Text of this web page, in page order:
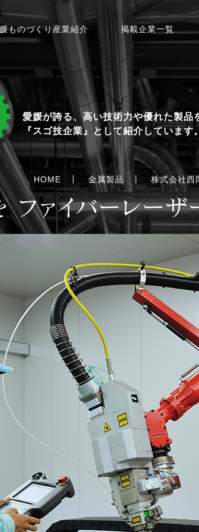
愛媛が誇る、高い技術力や優れた製品
『スゴ技企業』として紹介していま
ものづくり産業紹介 掲載企業一覧
HOME 金属製品 株式会社西
ファイバーレーザ